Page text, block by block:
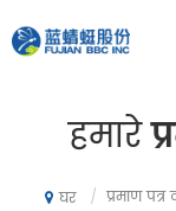
हमारे
घर / प्रमाण